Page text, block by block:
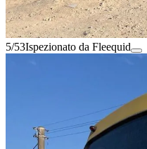
5/53Ispezionato da Fleequid